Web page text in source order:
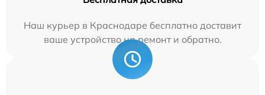
Наш курьер в Краснодаре бесплатно доставит
ваше устройство на ремонт и обратно.